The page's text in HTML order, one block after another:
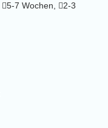
5-7 Wochen,
2-3